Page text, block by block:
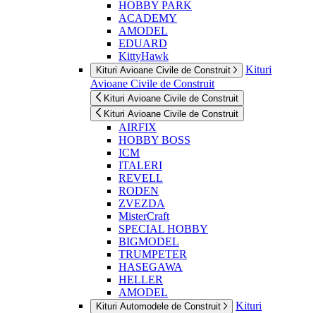
HOBBY PARK
ACADEMY
AMODEL
EDUARD
KittyHawk
Kituri Avioane Civile de Construit
Kituri
Avioane Civile de Construit
Kituri Avioane Civile de Construit
Kituri Avioane Civile de Construit
AIRFIX
HOBBY BOSS
ICM
ITALERI
REVELL
RODEN
ZVEZDA
MisterCraft
SPECIAL HOBBY
BIGMODEL
TRUMPETER
HASEGAWA
HELLER
AMODEL
Kituri Automodele de Construit
Kituri